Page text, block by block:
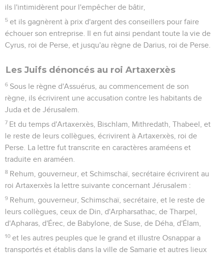
ils l'intimidèrent pour l'empêcher de bâtir,
5 et ils gagnèrent à prix d'argent des conseillers pour faire
échouer son entreprise. Il en fut ainsi pendant toute la vie de
Cyrus, roi de Perse, et jusqu'au règne de Darius, roi de Perse.
Les Juifs dénoncés au roi Artaxerxès
6 Sous le règne d'Assuérus, au commencement de son
règne, ils écrivirent une accusation contre les habitants de
Juda et de Jérusalem.
7 Et du temps d'Artaxerxès, Bischlam, Mithredath, Thabeel, et
le reste de leurs collègues, écrivirent à Artaxerxès, roi de
Perse. La lettre fut transcrite en caractères araméens et
traduite en araméen.
8 Rehum, gouverneur, et Schimschaï, secrétaire écrivirent au
roi Artaxerxès la lettre suivante concernant Jérusalem :
9 Rehum, gouverneur, Schimschaï, secrétaire, et le reste de
leurs collègues, ceux de Din, d'Arpharsathac, de Tharpel,
d'Apharas, d'Érec, de Babylone, de Suse, de Déha, d'Élam,
10 et les autres peuples que le grand et illustre Osnappar a
transportés et établis dans la ville de Samarie et autres lieux